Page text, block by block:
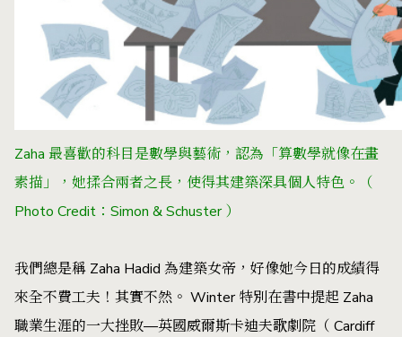
Zaha 最喜歡的科目是數學與藝術，認為「算數學就像在畫
素描」，她揉合兩者之長，使得其建築深具個人特色。（
Photo Credit：Simon & Schuster ）
我們總是稱 Zaha Hadid 為建築女帝，好像她今日的成績得
來全不費工夫！其實不然。 Winter 特別在書中提起 Zaha
職業生涯的一大挫敗—英國威爾斯卡迪夫歌劇院（ Cardiff